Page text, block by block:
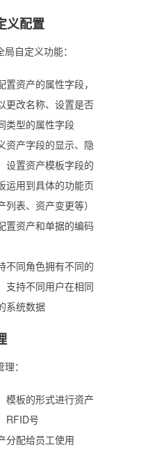
义配置
自定义功能：
置资产的属性字段，
更改名称、设置是否
类型的属性字段
资产字段的显示、隐
设置资产模板字段的
运用到具体的功能页
表、资产变更等）
置资产和单据的编码
不同角色拥有不同的
支持不同用户在相同
系统数据
：
模板的形式进行资产
RFID号
分配给员工使用